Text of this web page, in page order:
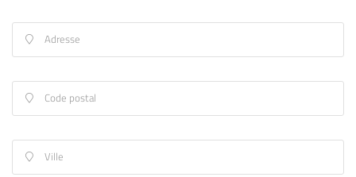
 Adresse
 Code postal
 Ville